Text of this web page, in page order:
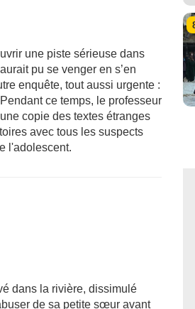
une piste sérieuse dans
pu se venger en s’en
enquête, tout aussi urgente :
ce temps, le professeur
copie des textes étranges
avec tous les suspects
l'adolescent.
dans la rivière, dissimulé
de sa petite sœur avant